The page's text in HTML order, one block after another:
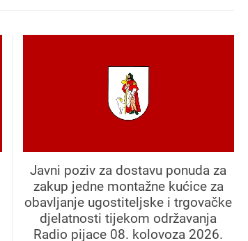
Javni poziv za dostavu ponuda za
zakup jedne montažne kućice za
obavljanje ugostiteljske i trgovačke
djelatnosti tijekom održavanja
Radio pijace 08. kolovoza 2026.